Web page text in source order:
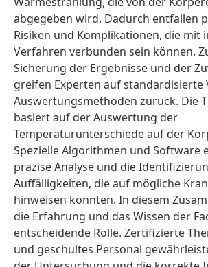
abgegeben wird. Dadurch entfallen
Risiken und Komplikationen, die mit
Verfahren verbunden sein können.
Sicherung der Ergebnisse und der
greifen Experten auf standardisierte
Auswertungsmethoden zurück. Die
basiert auf der Auswertung der
Temperaturunterschiede auf der
Spezielle Algorithmen und Software
präzise Analyse und die
Auffälligkeiten, die auf mögliche
hinweisen könnten. In diesem
die Erfahrung und das Wissen der
entscheidende Rolle. Zertifizierte
und geschultes Personal